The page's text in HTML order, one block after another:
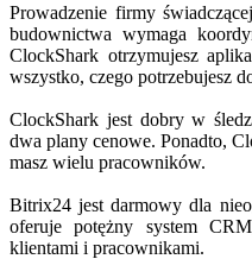
Prowadzenie firmy
budownictwa wymaga
ClockShark otrzymujesz
wszystko, czego potrzebujesz
ClockShark jest dobry w
dwa plany cenowe. Ponadto,
masz wielu pracowników.
Bitrix24 jest darmowy dla
oferuje potężny system
klientami i pracownikami.